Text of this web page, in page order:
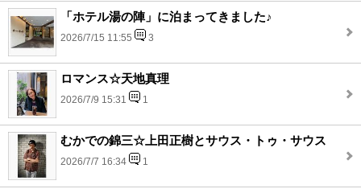
「ホテル湯の陣」に泊まってきました♪
2026/7/15 11:55 3
ロマンス☆天地真理
2026/7/9 15:31 1
むかでの錦三☆上田正樹とサウス・トゥ・サウス
2026/7/7 16:34 1